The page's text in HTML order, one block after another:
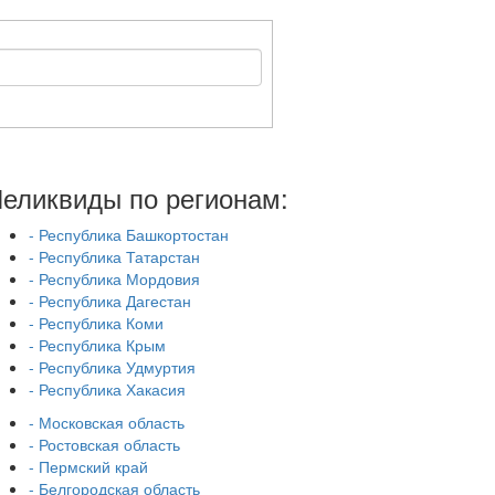
по регионам:
- Республика Башкортостан
- Республика Татарстан
- Республика Мордовия
- Республика Дагестан
- Республика Коми
- Республика Крым
- Республика Удмуртия
- Республика Хакасия
- Московская область
- Ростовская область
- Пермский край
- Белгородская область